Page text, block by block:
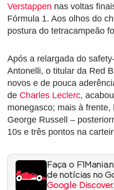
Verstappen nas voltas
Fórmula 1. Aos olhos do
postura do tetracampeão
Após a relargada do
Antonelli, o titular da Red
novos e de pouca
de Charles Leclerc,
monegasco; mais à frente,
George Russell –
10s e três pontos na
Faça o
de notícias no
Google Discover.